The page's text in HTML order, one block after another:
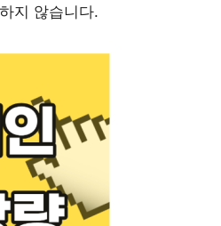
지 않습니다.